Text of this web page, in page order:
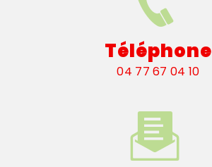
Téléphone
04 77 67 04 10